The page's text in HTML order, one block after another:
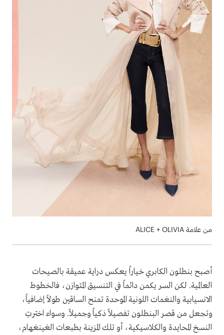
من علامة ALICE + OLIVIA
أصبح بنطلون الكابري خياراً يعكس دراية عميقة بالصيحات
العالمية. لكن السر يكمن دائماً في التنسيق المتوازن، فالخطوط
الانسيابية والنغمات اللونية الموحدة تمنح الساقين طولاً إضافياً،
وتجعل من قصر البنطلون تفصيلاً ذكياً وجميلاً. وسواء اخترتِ
النسخ المحايدة والكلاسيكية، أو تلك المزينة بطبعات الغينغهام،